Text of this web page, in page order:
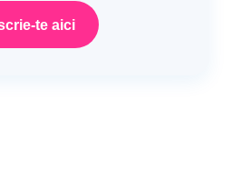
te aici